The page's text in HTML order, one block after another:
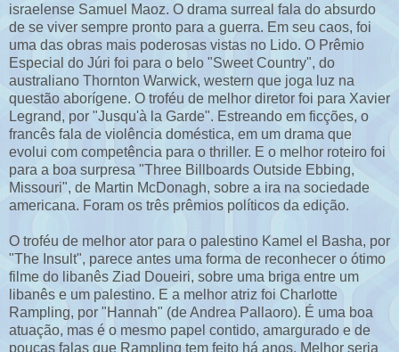
israelense Samuel Maoz. O drama surreal fala do absurdo
de se viver sempre pronto para a guerra. Em seu caos, foi
uma das obras mais poderosas vistas no Lido. O Prêmio
Especial do Júri foi para o belo "Sweet Country", do
australiano Thornton Warwick, western que joga luz na
questão aborígene. O troféu de melhor diretor foi para Xavier
Legrand, por "Jusqu'à la Garde". Estreando em ficções, o
francês fala de violência doméstica, em um drama que
evolui com competência para o thriller. E o melhor roteiro foi
para a boa surpresa "Three Billboards Outside Ebbing,
Missouri", de Martin McDonagh, sobre a ira na sociedade
americana. Foram os três prêmios políticos da edição.
O troféu de melhor ator para o palestino Kamel el Basha, por
"The Insult", parece antes uma forma de reconhecer o ótimo
filme do libanês Ziad Doueiri, sobre uma briga entre um
libanês e um palestino. E a melhor atriz foi Charlotte
Rampling, por "Hannah" (de Andrea Pallaoro). É uma boa
atuação, mas é o mesmo papel contido, amargurado e de
poucas falas que Rampling tem feito há anos. Melhor seria